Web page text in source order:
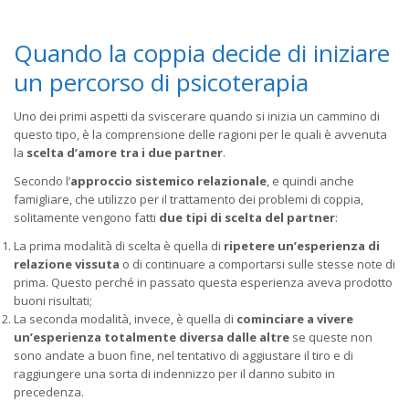
Quando la coppia decide di iniziare
un percorso di psicoterapia
Uno dei primi aspetti da sviscerare quando si inizia un cammino di
questo tipo, è la comprensione delle ragioni per le quali è avvenuta
la scelta d’amore tra i due partner.
Secondo l’approccio sistemico relazionale, e quindi anche
famigliare, che utilizzo per il trattamento dei problemi di coppia,
solitamente vengono fatti due tipi di scelta del partner:
La prima modalità di scelta è quella di ripetere un’esperienza di
relazione vissuta o di continuare a comportarsi sulle stesse note di
prima. Questo perché in passato questa esperienza aveva prodotto
buoni risultati;
La seconda modalità, invece, è quella di cominciare a vivere
un’esperienza totalmente diversa dalle altre se queste non
sono andate a buon fine, nel tentativo di aggiustare il tiro e di
raggiungere una sorta di indennizzo per il danno subito in
precedenza.